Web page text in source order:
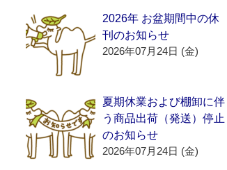
2026年 お盆期間中の休
刊のお知らせ
2026年07月24日 (金)
夏期休業および棚卸に伴
う商品出荷（発送）停止
のお知らせ
2026年07月24日 (金)